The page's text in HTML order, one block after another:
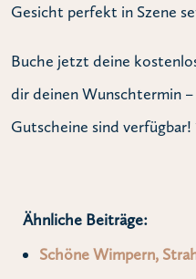
Gesicht perfekt in Szene
Buche jetzt deine
dir deinen Wunschtermin
Gutscheine sind verfügbar!
Ähnliche Beiträge:
Schöne Wimpern,